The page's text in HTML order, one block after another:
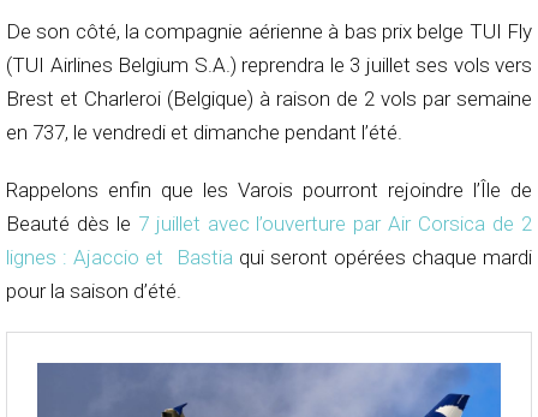
De son côté, la compagnie aérienne à bas prix belge TUI Fly
(TUI Airlines Belgium S.A.) reprendra le 3 juillet ses vols vers
Brest et Charleroi (Belgique) à raison de 2 vols par semaine
en 737, le vendredi et dimanche pendant l’été.
Rappelons enfin que les Varois pourront rejoindre l’Île de
Beauté dès le 7 juillet avec l’ouverture par Air Corsica de 2
lignes : Ajaccio et Bastiaqui seront opérées chaque mardi
pour la saison d’été.